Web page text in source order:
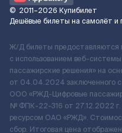
© 2011–2026 Купибилет
Дешёвые билеты на самолёт и
Ж/Д билеты предоставляются
с использованием веб-
пассажирские решения» на
от 04.04.2024 заключенного
ООО «РЖД-Цифровые
№ ФПК-22-316 от 27.12.2022 г.
ресурсом ОАО «РЖД».
сбор. Итоговая цена